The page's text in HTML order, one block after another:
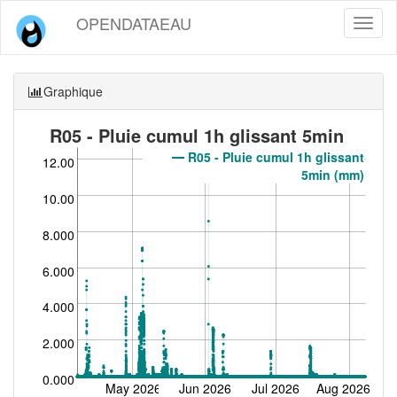
OPENDATAEAU
Graphique
R05 - Pluie cumul 1h glissant 5min
(mm)
R05 - Pluie cumul 1h glissant
5min (mm)
0.000
2.000
4.000
6.000
8.000
10.00
12.00
May 2026 Jun 2026 Jul 2026 Aug 2026